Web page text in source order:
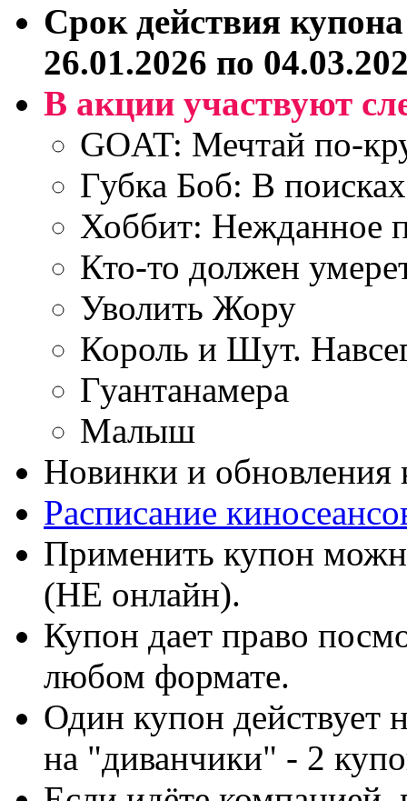
Срок действия
26.01.2026 по
В акции участвуют
GOAT: Мечтай по-
Губка Боб: В
Хоббит: Нежданное
Кто-то должен
Уволить Жору
Король и Шут.
Гуантанамера
Малыш
Новинки и обновления
Расписание
Применить купон
(НЕ онлайн).
Купон дает право
любом формате.
Один купон действует
на "диванчики" - 2